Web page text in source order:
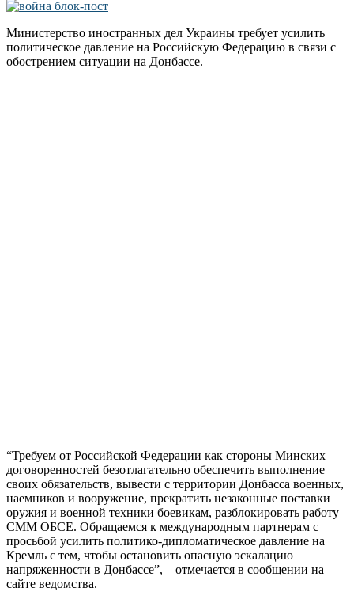
Министерство иностранных дел Украины требует усилить
политическое давление на Российскую Федерацию в связи с
обострением ситуации на Донбассе.
“Требуем от Российской Федерации как стороны Минских
договоренностей безотлагательно обеспечить выполнение
своих обязательств, вывести с территории Донбасса военных,
наемников и вооружение, прекратить незаконные поставки
оружия и военной техники боевикам, разблокировать работу
СММ ОБСЕ. Обращаемся к международным партнерам с
просьбой усилить политико-дипломатическое давление на
Кремль с тем, чтобы остановить опасную эскалацию
напряженности в Донбассе”, – отмечается в сообщении на
сайте ведомства.